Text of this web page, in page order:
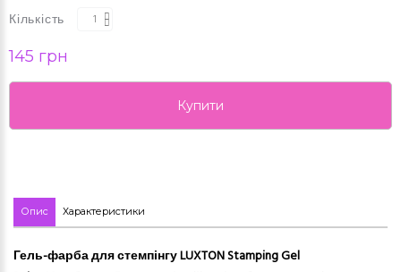
Кількість
145 грн
Купити
Опис Характеристики
Гель-фарба для стемпінгу LUXTON Stamping Gel